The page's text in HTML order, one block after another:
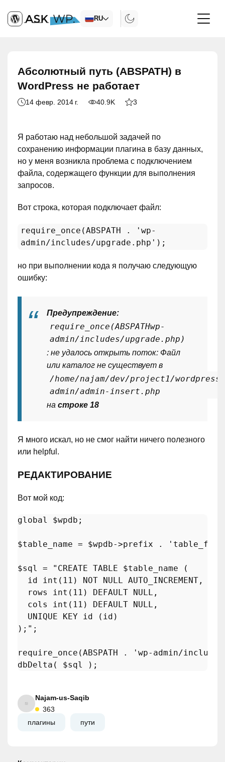
RU
Абсолютный путь (ABSPATH) в
WordPress не работает
14 февр. 2014 г. 40.9K 3
Я работаю над небольшой задачей по
сохранению информации плагина в базу данных,
но у меня возникла проблема с подключением
файла, содержащего функции для выполнения
запросов.
Вот строка, которая подключает файл:
require_once(ABSPATH . 'wp-
admin/includes/upgrade.php');
но при выполнении кода я получаю следующую
ошибку:
Предупреждение:
require_once(ABSPATHwp-
admin/includes/upgrade.php)
: не удалось открыть поток: Файл
или каталог не существует в
/home/najam/dev/project1/
admin/admin-insert.php
на строке 18
Я много искал, но не смог найти ничего полезного
или helpful.
РЕДАКТИРОВАНИЕ
Вот мой код:
global $wpdb ;
$table_name = $wpdb->prefix .
$sql = "CREATE TABLE $table_name (
  id int(11) NOT NULL AUTO_INCREMENT,
  rows int(11) DEFAULT NULL,
  cols int(11) DEFAULT NULL,
  UNIQUE KEY id (id)
);" ;
require_once (ABSPATH .
'wp-admin/
dbDelta ( $sql );
Najam-us-Saqib
363
плагины
пути